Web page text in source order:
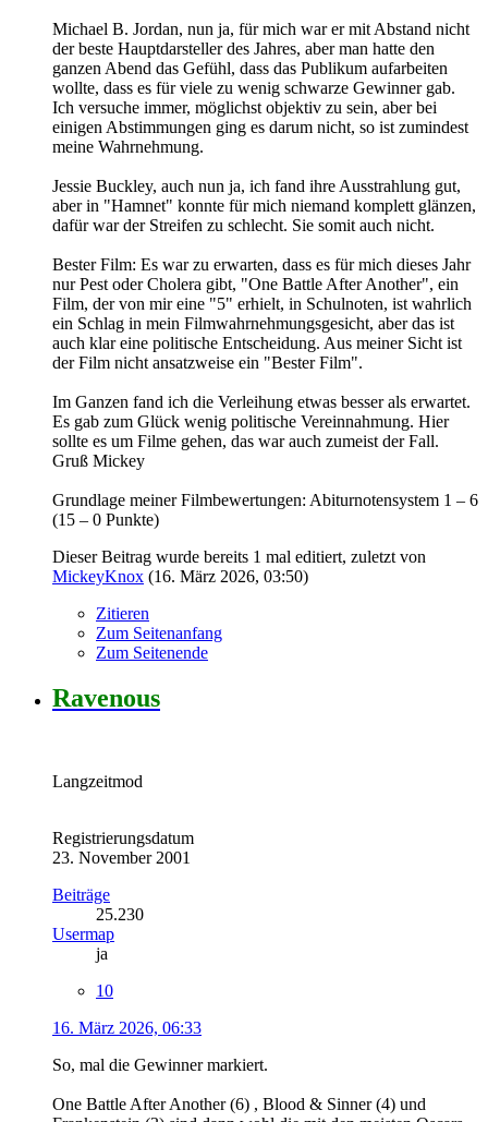
Michael B. Jordan, nun ja, für mich war er mit Abstand nicht
der beste Hauptdarsteller des Jahres, aber man hatte den
ganzen Abend das Gefühl, dass das Publikum aufarbeiten
wollte, dass es für viele zu wenig schwarze Gewinner gab.
Ich versuche immer, möglichst objektiv zu sein, aber bei
einigen Abstimmungen ging es darum nicht, so ist zumindest
meine Wahrnehmung.
Jessie Buckley, auch nun ja, ich fand ihre Ausstrahlung gut,
aber in "Hamnet" konnte für mich niemand komplett glänzen,
dafür war der Streifen zu schlecht. Sie somit auch nicht.
Bester Film: Es war zu erwarten, dass es für mich dieses Jahr
nur Pest oder Cholera gibt, "One Battle After Another", ein
Film, der von mir eine "5" erhielt, in Schulnoten, ist wahrlich
ein Schlag in mein Filmwahrnehmungsgesicht, aber das ist
auch klar eine politische Entscheidung. Aus meiner Sicht ist
der Film nicht ansatzweise ein "Bester Film".
Im Ganzen fand ich die Verleihung etwas besser als erwartet.
Es gab zum Glück wenig politische Vereinnahmung. Hier
sollte es um Filme gehen, das war auch zumeist der Fall.
Gruß Mickey
Grundlage meiner Filmbewertungen: Abiturnotensystem 1 – 6
(15 – 0 Punkte)
Dieser Beitrag wurde bereits 1 mal editiert, zuletzt von
MickeyKnox (16. März 2026, 03:50)
Zitieren
Zum Seitenanfang
Zum Seitenende
Ravenous
Langzeitmod
Registrierungsdatum
23. November 2001
Beiträge
25.230
Usermap
ja
10
16. März 2026, 06:33
So, mal die Gewinner markiert.
One Battle After Another (6) , Blood & Sinner (4) und